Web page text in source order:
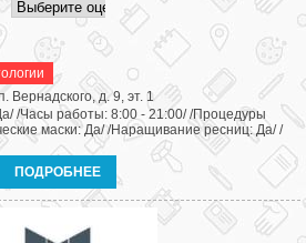
Вернадского, д. 9, эт. 1
/Часы работы: 8:00 - 21:00/ /Процедуры
маски: Да/ /Наращивание ресниц: Да/ /
ПОДРОБНЕЕ